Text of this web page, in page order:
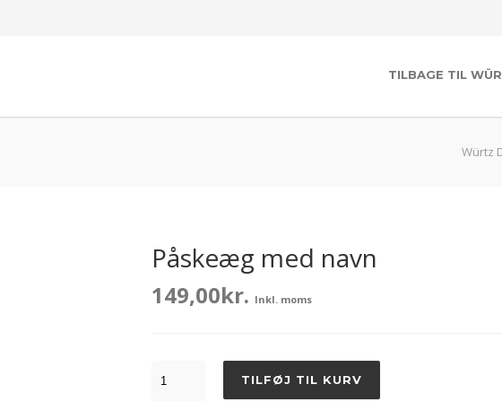
TILBAGE TIL
Würtz
Påskeæg med navn
149,00kr. Inkl. moms
TILFØJ TIL KURV